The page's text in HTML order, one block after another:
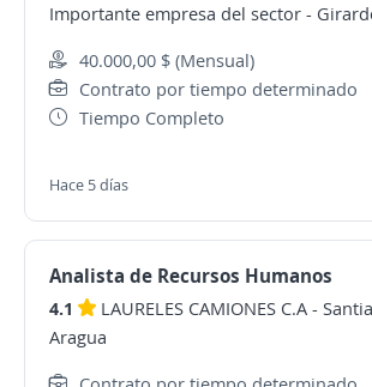
Importante empresa del sector -
40.000,00 $ (Mensual)
Contrato por tiempo determinado
Tiempo Completo
Hace 5 días
Analista de Recursos Humanos
4.1 LAURELES CAMIONES C.A -
Aragua